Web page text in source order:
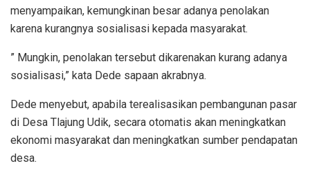
menyampaikan, kemungkinan besar adanya penolakan
karena kurangnya sosialisasi kepada masyarakat.
” Mungkin, penolakan tersebut dikarenakan kurang adanya
sosialisasi,” kata Dede sapaan akrabnya.
Dede menyebut, apabila terealisasikan pembangunan pasar
di Desa Tlajung Udik, secara otomatis akan meningkatkan
ekonomi masyarakat dan meningkatkan sumber pendapatan
desa.